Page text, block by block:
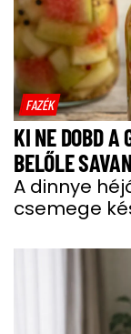
FAZÉK
KI NE DOBD A
BELŐLE
A dinnye
csemege